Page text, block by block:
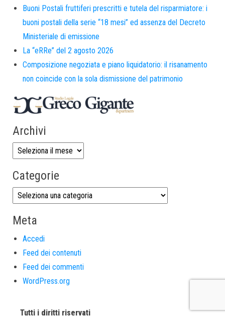
Buoni Postali fruttiferi prescritti e tutela del risparmiatore: i
buoni postali della serie “18 mesi” ed assenza del Decreto
Ministeriale di emissione
La “eRRe” del 2 agosto 2026
Composizione negoziata e piano liquidatorio: il risanamento
non coincide con la sola dismissione del patrimonio
Archivi
Categorie
Meta
Accedi
Feed dei contenuti
Feed dei commenti
WordPress.org
Tutti i diritti riservati